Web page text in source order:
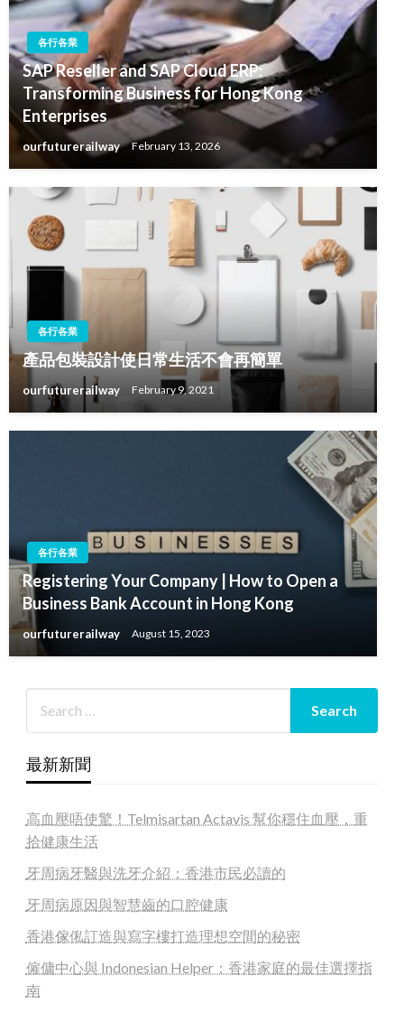
各行各業
SAP Reseller and SAP Cloud ERP:
Transforming Business for Hong Kong
Enterprises
ourfuturerailway February 13, 2026
各行各業
產品包裝設計使日常生活不會再簡單
ourfuturerailway February 9, 2021
各行各業
Registering Your Company | How to Open a
Business Bank Account in Hong Kong
ourfuturerailway August 15, 2023
最新新聞
高血壓唔使驚！Telmisartan Actavis 幫你穩住血壓，重
拾健康生活
牙周病牙醫與洗牙介紹：香港市民必讀的
牙周病原因與智慧齒的口腔健康
香港傢俬訂造與寫字樓打造理想空間的秘密
僱傭中心與 Indonesian Helper：香港家庭的最佳選擇指
南